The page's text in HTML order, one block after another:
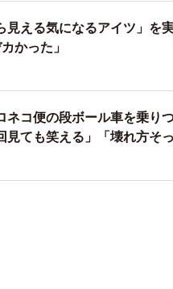
りました」
open Chainsaw Sculpture
界的に有名なチェーンソー
も知られ、長年、同寺に猫
校跡地にあった樹齢約１３
見える気になるアイツ」を
かった」
ネコ便の段ボール車を乗り
ても笑える」「壊れ方そっ